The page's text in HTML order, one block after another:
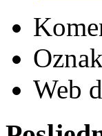
Web